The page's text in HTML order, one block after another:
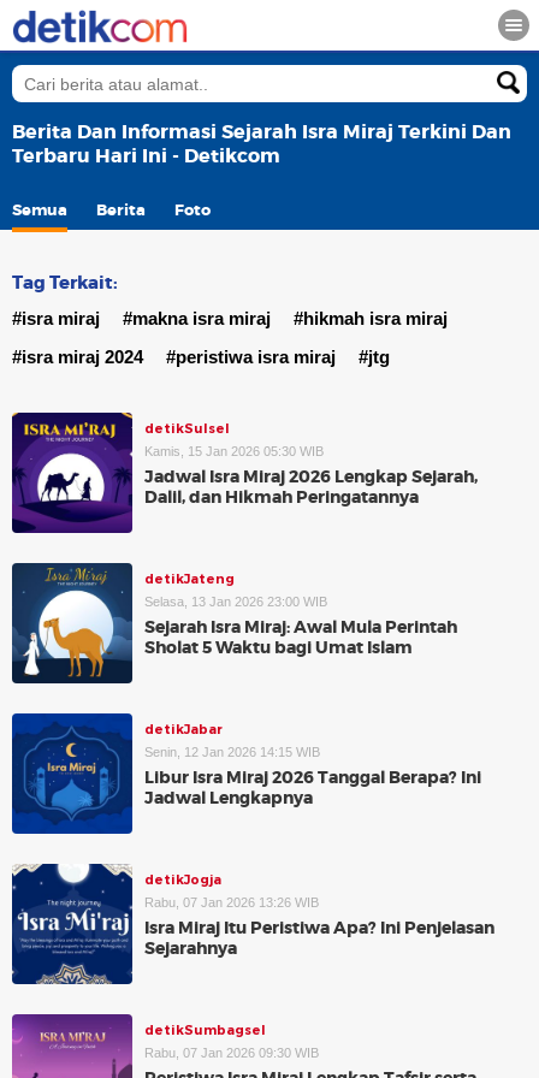
Berita Dan Informasi Sejarah Isra Miraj Terkini Dan
Terbaru Hari Ini - Detikcom
Semua Berita Foto
Tag Terkait:
#isra miraj #makna isra miraj
#hikmah isra miraj
#isra miraj 2024
#peristiwa isra miraj #jtg
detikSulsel
Kamis, 15 Jan 2026 05:30 WIB
Jadwal Isra Miraj 2026 Lengkap Sejarah,
Dalil, dan Hikmah Peringatannya
detikJateng
Selasa, 13 Jan 2026 23:00 WIB
Sejarah Isra Miraj: Awal Mula Perintah
Sholat 5 Waktu bagi Umat Islam
detikJabar
Senin, 12 Jan 2026 14:15 WIB
Libur Isra Miraj 2026 Tanggal Berapa? Ini
Jadwal Lengkapnya
detikJogja
Rabu, 07 Jan 2026 13:26 WIB
Isra Miraj Itu Peristiwa Apa? Ini Penjelasan
Sejarahnya
detikSumbagsel
Rabu, 07 Jan 2026 09:30 WIB